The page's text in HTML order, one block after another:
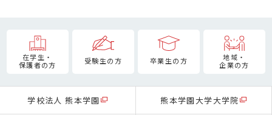
在学生・
保護者の方
受験生の方 卒業生の方
地域・
企業の方
学校法人 熊本学園 熊本学園大学大学院